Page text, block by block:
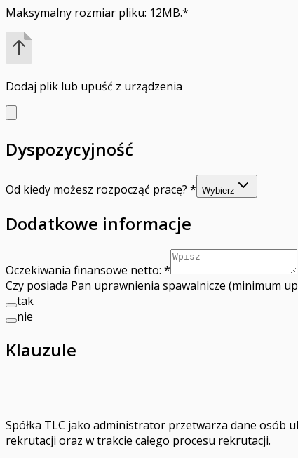
Maksymalny rozmiar pliku: 12MB.*
Dodaj plik lub upuść z urządzenia
Dyspozycyjność
Od kiedy możesz rozpocząć pracę? * Wybierz
Dodatkowe informacje
Oczekiwania finansowe netto: *
Czy posiada Pan uprawnienia spawalnicze (minimum
tak
nie
Klauzule
Spółka TLC jako administrator przetwarza dane osób
rekrutacji oraz w trakcie całego procesu rekrutacji.